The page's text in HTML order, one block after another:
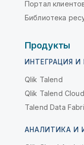
Портал
Библиотека
Продукты
ИНТЕГРАЦИЯ
Qlik Talend
Qlik Talend Cloud
Talend Data
АНАЛИТИКА И